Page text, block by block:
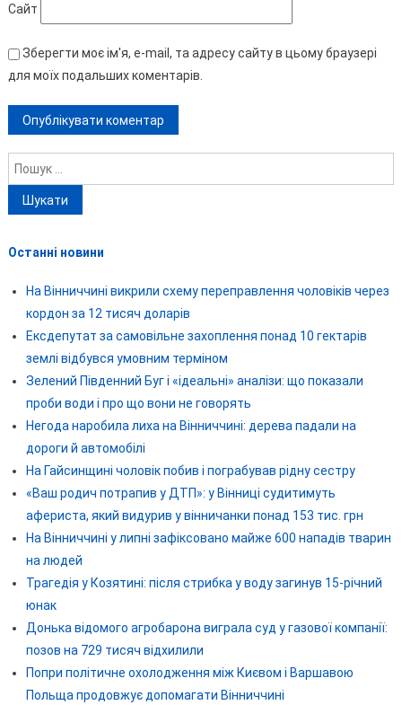
Сайт
Зберегти моє ім'я, e-mail, та адресу сайту в цьому браузері
для моїх подальших коментарів.
Пошук:
Останні новини
На Вінниччині викрили схему переправлення чоловіків через
кордон за 12 тисяч доларів
Ексдепутат за самовільне захоплення понад 10 гектарів
землі відбувся умовним терміном
Зелений Південний Буг і «ідеальні» аналізи: що показали
проби води і про що вони не говорять
Негода наробила лиха на Вінниччині: дерева падали на
дороги й автомобілі
На Гайсинщині чоловік побив і пограбував рідну сестру
«Ваш родич потрапив у ДТП»: у Вінниці судитимуть
афериста, який видурив у вінничанки понад 153 тис. грн
На Вінниччині у липні зафіксовано майже 600 нападів тварин
на людей
Трагедія у Козятині: після стрибка у воду загинув 15-річний
юнак
Донька відомого агробарона виграла суд у газової компанії:
позов на 729 тисяч відхилили
Попри політичне охолодження між Києвом і Варшавою
Польща продовжує допомагати Вінниччині